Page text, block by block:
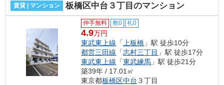
賃貸 | マンション 板橋区中台３丁目のマンション
仲手無料 敷0 礼0
4.9万円
東武東上線 「 上板橋 」駅 徒歩10分
都営三田線 「志村三丁目 」駅 徒歩17分
東武東上線 「東武練馬 」駅 徒歩21分
築39年 / 17.01㎡
東京都板橋区中台 ３丁目